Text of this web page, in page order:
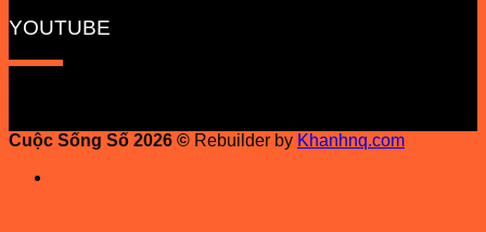
YOUTUBE
Cuộc Sống Số 2026 © Rebuilder by Khanhnq.com